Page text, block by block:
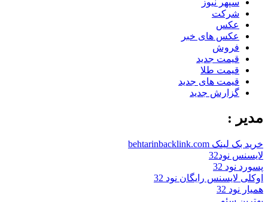
شرکت
عکس
عکس های خبر
فروش
قیمت جدید
قیمت طلا
قیمت های جدید
گزارش جدید
مدیر :
خرید بک لینک behtarinbacklink.com
لایسنس نود32
پسورد نود 32
اوکلی لایسنس رایگان نود 32
همیار نود 32